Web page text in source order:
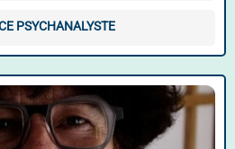
PSYCHANALYSTE